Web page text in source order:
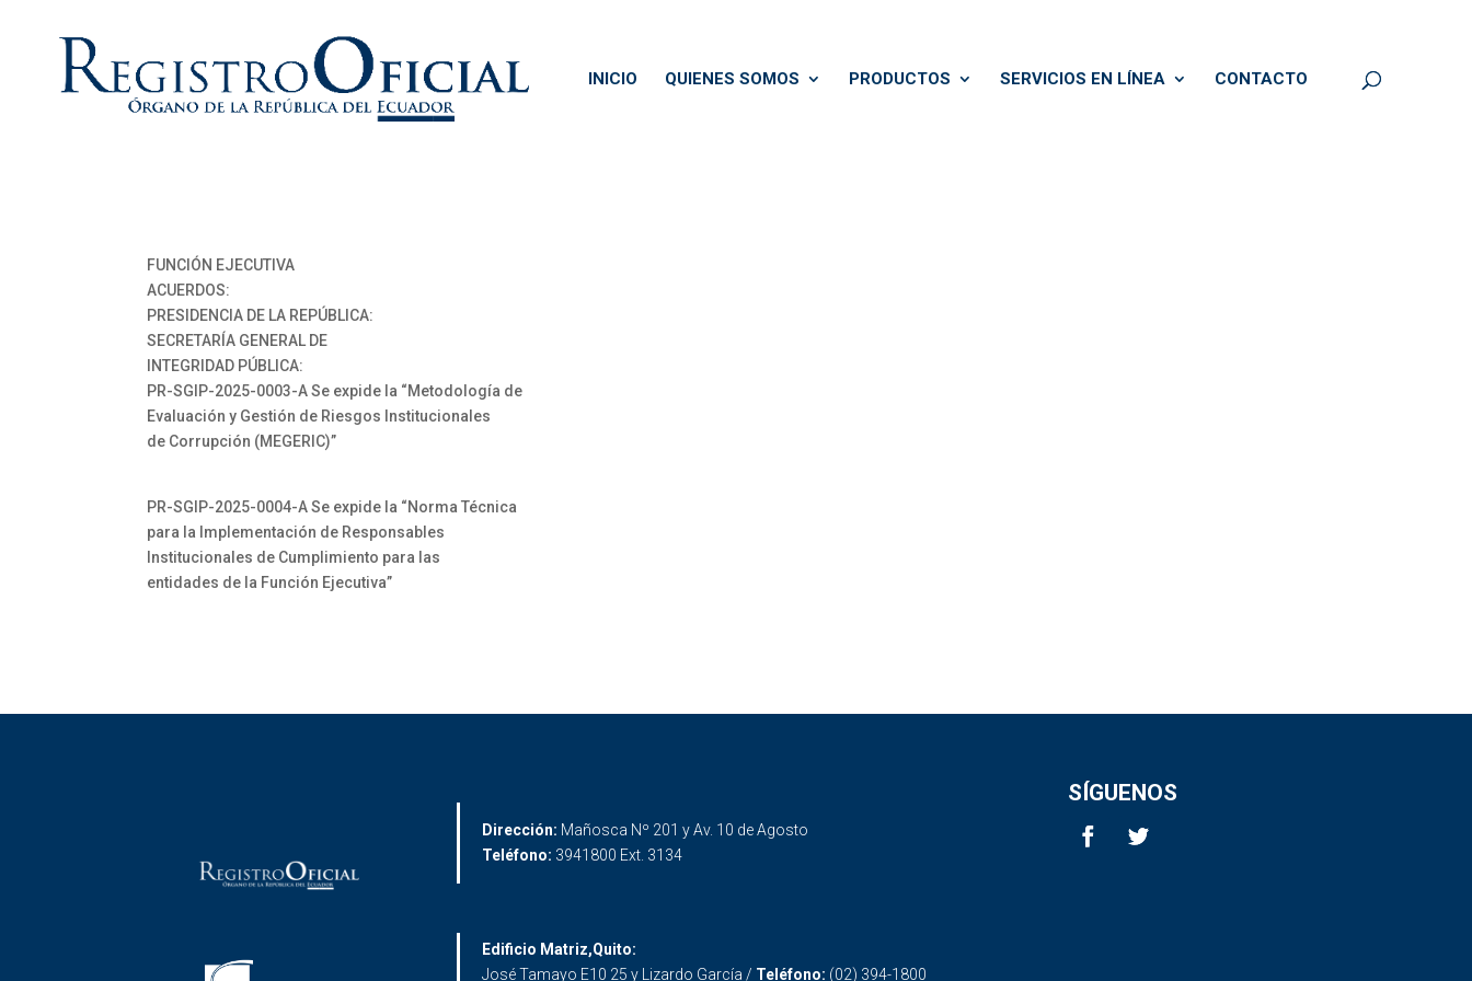
INICIO QUIENES SOMOS PRODUCTOS SERVICIOS EN LÍNEA CONTACTO
FUNCIÓN EJECUTIVA
ACUERDOS:
PRESIDENCIA DE LA REPÚBLICA:
SECRETARÍA GENERAL DE
INTEGRIDAD PÚBLICA:
PR-SGIP-2025-0003-A Se expide la “Metodología de
Evaluación y Gestión de Riesgos Institucionales
de Corrupción (MEGERIC)”
PR-SGIP-2025-0004-A Se expide la “Norma Técnica
para la Implementación de Responsables
Institucionales de Cumplimiento para las
entidades de la Función Ejecutiva”
Dirección: Mañosca Nº 201 y Av. 10 de Agosto
Teléfono: 3941800 Ext. 3134
SÍGUENOS
Edificio Matriz,Quito:
José Tamayo E10 25 y Lizardo García / Teléfono: (02) 394-1800